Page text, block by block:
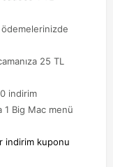
ödemelerinizde
25 TL
indirim
1 Big Mac menü
indirim kuponu